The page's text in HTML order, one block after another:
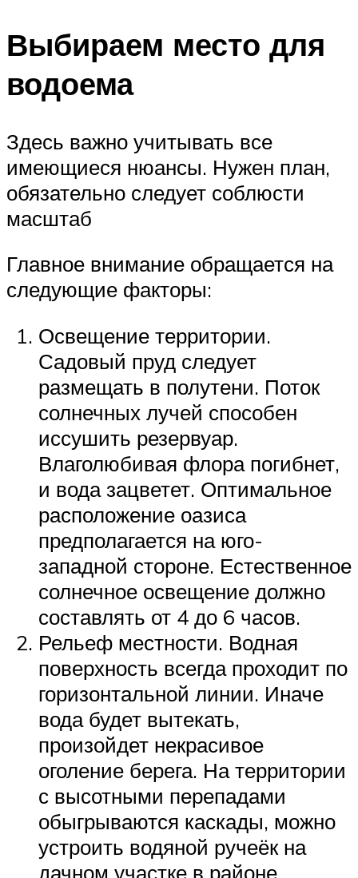
Выбираем место для
водоема
Здесь важно учитывать все
имеющиеся нюансы. Нужен план,
обязательно следует соблюсти
масштаб
Главное внимание обращается на
следующие факторы:
Освещение территории.
Садовый пруд следует
размещать в полутени. Поток
солнечных лучей способен
иссушить резервуар.
Влаголюбивая флора погибнет,
и вода зацветет. Оптимальное
расположение оазиса
предполагается на юго-
западной стороне. Естественное
солнечное освещение должно
составлять от 4 до 6 часов.
Рельеф местности. Водная
поверхность всегда проходит по
горизонтальной линии. Иначе
вода будет вытекать,
произойдет некрасивое
оголение берега. На территории
с высотными перепадами
обыгрываются каскады, можно
устроить водяной ручеёк на
дачном участке в районе